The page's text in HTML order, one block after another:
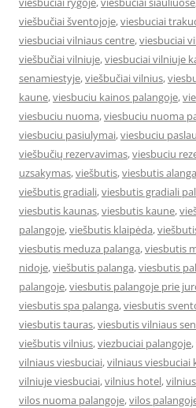
viešbučiai šventojoje,viesbuciai
viesbuciai vilniaus centre,viesbuciai
viešbučiai vilniuje,viesbuciai vilniuje
senamiestyje,viešbučiai vilnius,
kaune,viesbuciu kainos palangoje,
viesbuciu nuoma,viesbuciu nuoma
viesbuciu pasiulymai,viesbuciu
viešbučių rezervavimas,viesbuciu
uzsakymas,viešbutis,viesbutis alanga
viešbutis gradiali,viesbutis gradiali
viesbutis kaunas,viesbutis kaune,
palangoje,viešbutis klaipėda,
viesbutis meduza palanga,viesbutis
nidoje,viešbutis palanga,viesbutis
palangoje,viesbutis palangoje prie
viesbutis spa palanga,viesbutis
viesbutis tauras,viesbutis vilniaus
viešbutis vilnius,viezbuciai palangoje,
vilniaus viesbuciai,vilniaus viesbuciai
vilniuje viesbuciai,vilnius hotel,
vilos nuoma palangoje,vilos